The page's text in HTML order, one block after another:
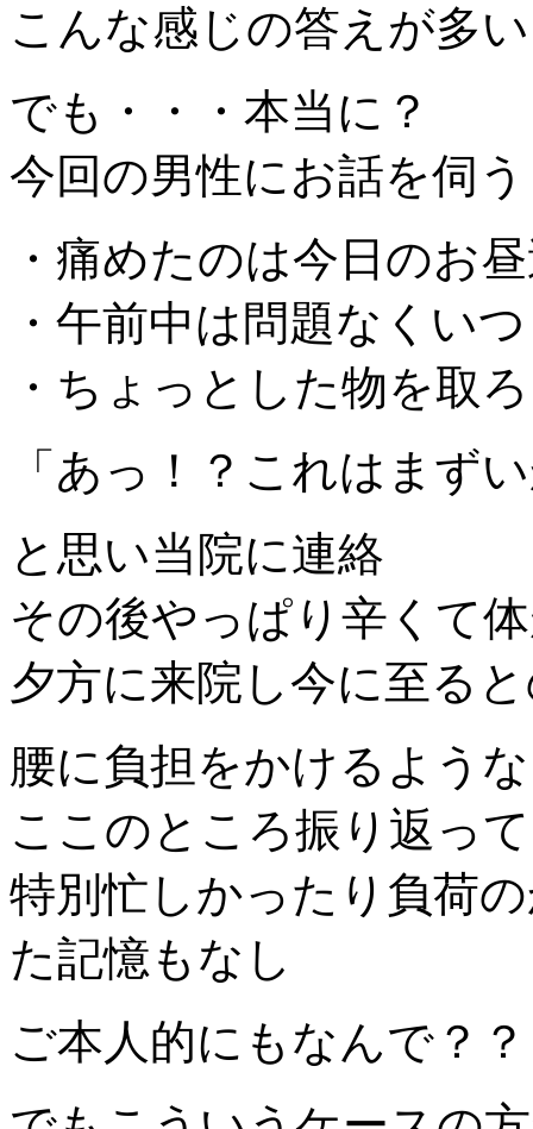
こんな感じの答えが多
でも・・・本当に？
今回の男性にお話を伺
・痛めたのは今日のお
・午前中は問題なくい
・ちょっとした物を取
「あっ！？これはまず
と思い当院に連絡
その後やっぱり辛くて
夕方に来院し今に至る
腰に負担をかけるよう
ここのところ振り返っ
特別忙しかったり負荷
た記憶もなし
ご本人的にもなんで？？